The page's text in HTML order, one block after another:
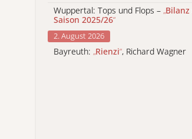
Wuppertal: Tops und Flops – „
Saison 2025/26“
2. August 2026
Bayreuth: „Rienzi“, Richard Wagner